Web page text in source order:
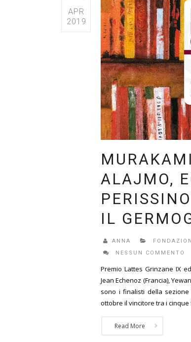
APR
2019
ALAJMO,
IL
ANNA
NESSUN COMMENTO
Premio Lattes Grinzane IX
Jean Echenoz (Francia),
sono i finalisti della
ottobre il vincitore tra i
Read More